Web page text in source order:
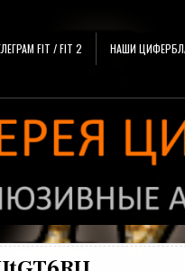
FIT / FIT 2 НАШИ